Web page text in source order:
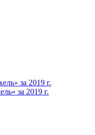
за 2019 г.
за 2019 г.